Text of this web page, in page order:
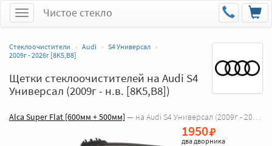
МенюЧистое стекло
Стеклоочистители Audi
S4 Универсал
2009г - 2026г [8K5,B8]
Щетки стеклоочистителей на Audi S4
Универсал (2009г - н.в. [8K5,B8])
Alca Super Flat [600мм + 500мм] — на Audi S4 Универсал (2009г - 2026г [8K5,B8])
1950
два дворника